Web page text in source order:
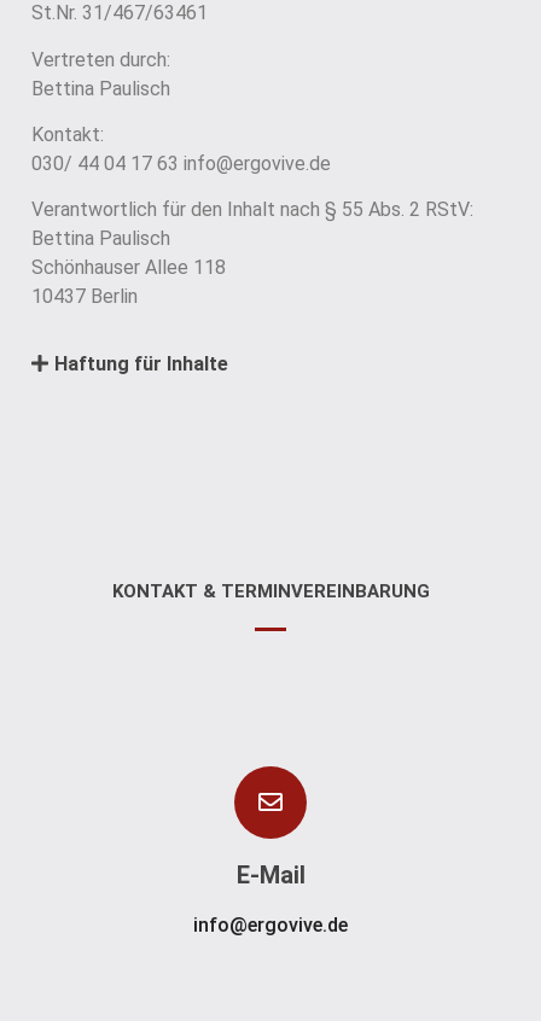
St.Nr. 31/467/63461
Vertreten durch:
Bettina Paulisch
Kontakt:
030/ 44 04 17 63 info@ergovive.de
Verantwortlich für den Inhalt nach § 55 Abs. 2 RStV:
Bettina Paulisch
Schönhauser Allee 118
10437 Berlin
Haftung für Inhalte
KONTAKT & TERMINVEREINBARUNG
E-Mail
info@ergovive.de